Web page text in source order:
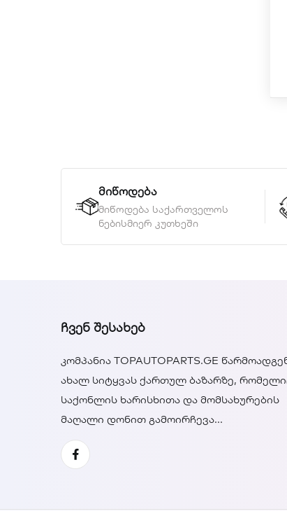
მიწოდება
მიწოდება საქართველოს
ნებისმიერ კუთხეში
ᲩᲕᲔᲜ ᲨᲔᲡᲐᲮᲔᲑ
კომპანია TOPAUTOPARTS.GE
ახალ სიტყვას ქართულ ბაზარზე,
საქონლის ხარისხითა და მომსახურების
მაღალი დონით გამოირჩევა...
Facebook